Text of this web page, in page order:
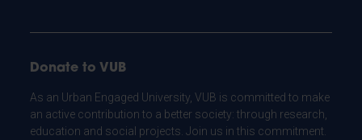
Donate to VUB
As an Urban Engaged University, VUB is committed to make
an active contribution to a better society: through research,
education and social projects. Join us in this commitment.